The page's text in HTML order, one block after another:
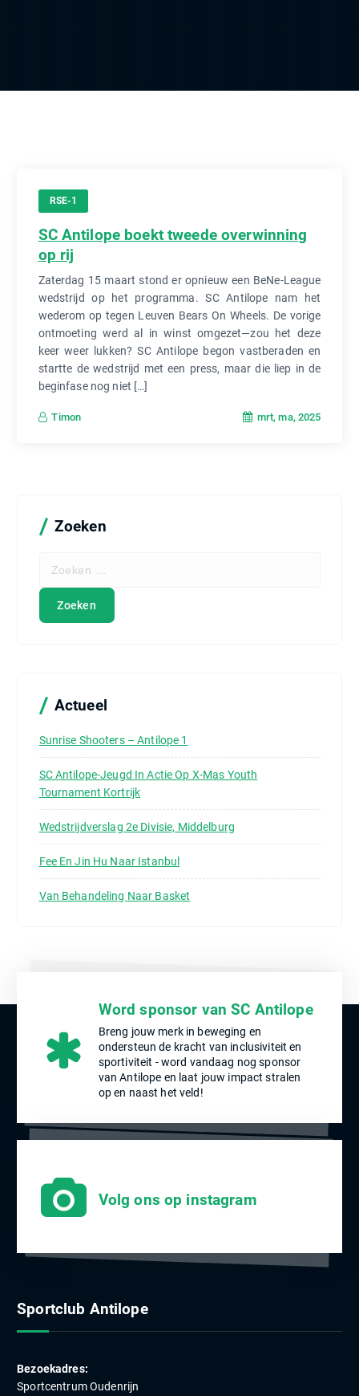
RSE-1
SC Antilope boekt tweede overwinning
op rij
Zaterdag 15 maart stond er opnieuw een BeNe-League
wedstrijd op het programma. SC Antilope nam het
wederom op tegen Leuven Bears On Wheels. De vorige
ontmoeting werd al in winst omgezet—zou het deze
keer weer lukken? SC Antilope begon vastberaden en
startte de wedstrijd met een press, maar die liep in de
beginfase nog niet […]
Timon mrt, ma, 2025
Zoeken
e
a
r
:
Actueel
Sunrise Shooters – Antilope 1
SC Antilope-Jeugd In Actie Op X-Mas Youth
Tournament Kortrijk
Wedstrijdverslag 2e Divisie, Middelburg
Fee En Jin Hu Naar Istanbul
Van Behandeling Naar Basket
Word sponsor van SC Antilope
Breng jouw merk in beweging en
ondersteun de kracht van inclusiviteit en
sportiviteit - word vandaag nog sponsor
van Antilope en laat jouw impact stralen
op en naast het veld!
Volg ons op instagram
Sportclub Antilope
Bezoekadres:
Sportcentrum Oudenrijn